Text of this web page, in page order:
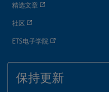
精选文章
社区
ETS电子学院
保持更新